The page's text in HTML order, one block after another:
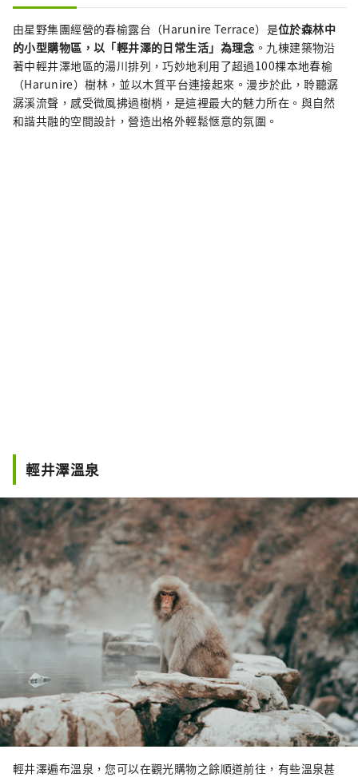
由星野集團經營的春榆露台（Harunire Terrace）是位於森林中
的小型購物區，以「輕井澤的日常生活」為理念 。九棟建築物沿
著中輕井澤地區的湯川排列，巧妙地利用了超過100棵本地春榆
（Harunire）樹林，並以木質平台連接起來。漫步於此，聆聽潺
潺溪流聲，感受微風拂過樹梢，是這裡最大的魅力所在。與自然
和諧共融的空間設計，營造出格外輕鬆愜意的氛圍。
輕井澤溫泉
輕井澤遍布溫泉，您可以在觀光購物之餘順道前往，有些溫泉甚